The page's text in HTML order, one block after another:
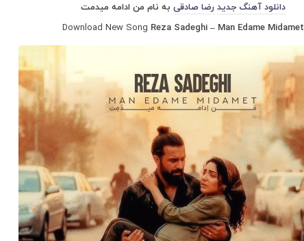
دانلود آهنگ جدید رضا صادقی به نام من ادامه میدمت
Download New Song Reza Sadeghi – Man Edame Midamet